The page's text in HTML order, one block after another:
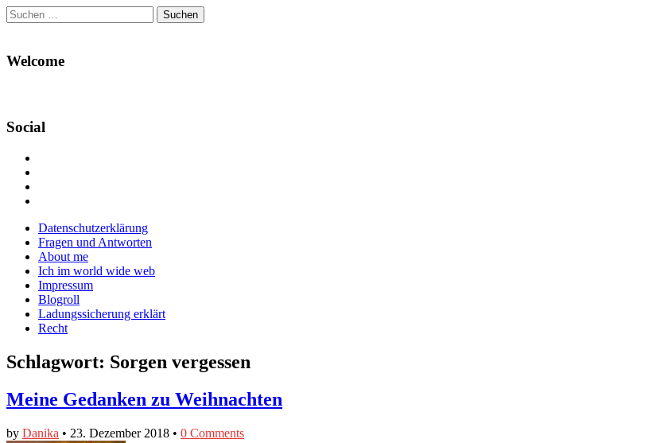
Suchen
nach:
Welcome
Social
Facebook
anzeigen
Twitter
anzeigen
auf
Instagram
anzeigen
Main
menu
Skip
content
Datenschutzerklärung
Fragen und Antworten
About me
Ich im world wide web
Impressum
Blogroll
Ladungssicherung erklärt
Recht
Schlagwort: Sorgen vergessen
Meine Gedanken zu Weihnachten
by Danika • 23. Dezember 2018 • 0 Comments